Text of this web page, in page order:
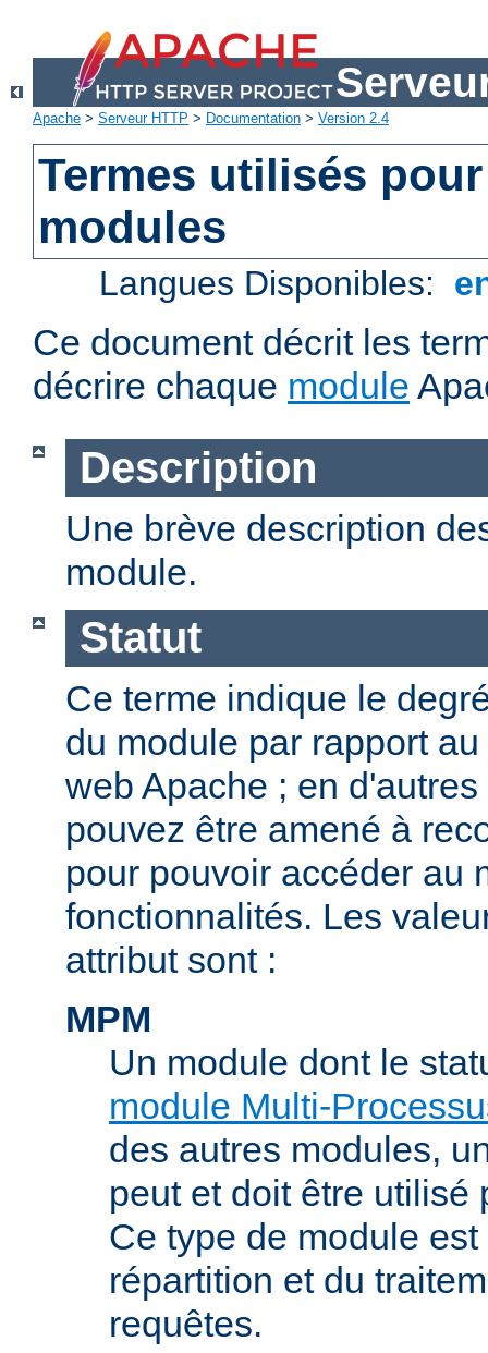
Apache > Serveur HTTP > Documentation > Version 2.4
Termes utilisés
modules
Langues Disponibles:
Ce document décrit les
décrire chaque module
Description
Une brève description
module.
Statut
Ce terme indique le
du module par rapport
web Apache ; en
pouvez être amené à
pour pouvoir accéder au
fonctionnalités. Les
attribut sont :
MPM
Un module dont le
module Multi-
des autres modules,
peut et doit être utilisé
Ce type de module
répartition et du
requêtes.